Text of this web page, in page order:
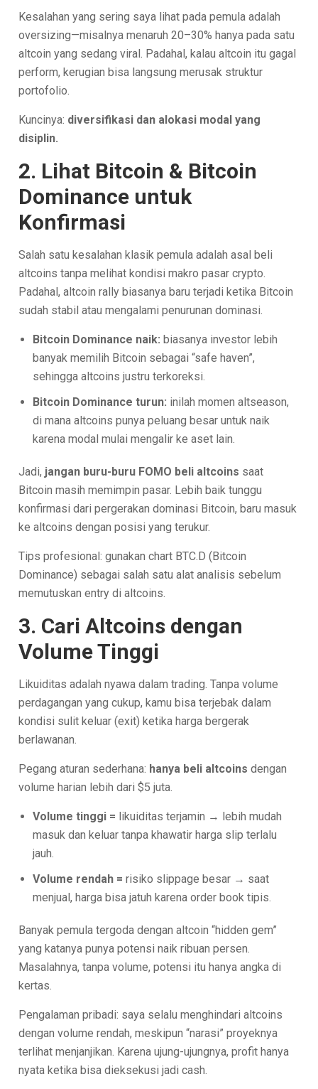
Kesalahan yang sering saya lihat pada pemula adalah
oversizing—misalnya menaruh 20–30% hanya pada satu
altcoin yang sedang viral. Padahal, kalau altcoin itu gagal
perform, kerugian bisa langsung merusak struktur
portofolio.
Kuncinya: diversifikasi dan alokasi modal yang
disiplin.
2. Lihat Bitcoin & Bitcoin
Dominance untuk
Konfirmasi
Salah satu kesalahan klasik pemula adalah asal beli
altcoins tanpa melihat kondisi makro pasar crypto.
Padahal, altcoin rally biasanya baru terjadi ketika Bitcoin
sudah stabil atau mengalami penurunan dominasi.
Bitcoin Dominance naik: biasanya investor lebih
banyak memilih Bitcoin sebagai “safe haven”,
sehingga altcoins justru terkoreksi.
Bitcoin Dominance turun: inilah momen altseason,
di mana altcoins punya peluang besar untuk naik
karena modal mulai mengalir ke aset lain.
Jadi, jangan buru-buru FOMO beli altcoins saat
Bitcoin masih memimpin pasar. Lebih baik tunggu
konfirmasi dari pergerakan dominasi Bitcoin, baru masuk
ke altcoins dengan posisi yang terukur.
Tips profesional: gunakan chart BTC.D (Bitcoin
Dominance) sebagai salah satu alat analisis sebelum
memutuskan entry di altcoins.
3. Cari Altcoins dengan
Volume Tinggi
Likuiditas adalah nyawa dalam trading. Tanpa volume
perdagangan yang cukup, kamu bisa terjebak dalam
kondisi sulit keluar (exit) ketika harga bergerak
berlawanan.
Pegang aturan sederhana: hanya beli altcoins dengan
volume harian lebih dari $5 juta.
Volume tinggi = likuiditas terjamin → lebih mudah
masuk dan keluar tanpa khawatir harga slip terlalu
jauh.
Volume rendah = risiko slippage besar → saat
menjual, harga bisa jatuh karena order book tipis.
Banyak pemula tergoda dengan altcoin “hidden gem”
yang katanya punya potensi naik ribuan persen.
Masalahnya, tanpa volume, potensi itu hanya angka di
kertas.
Pengalaman pribadi: saya selalu menghindari altcoins
dengan volume rendah, meskipun “narasi” proyeknya
terlihat menjanjikan. Karena ujung-ujungnya, profit hanya
nyata ketika bisa dieksekusi jadi cash.